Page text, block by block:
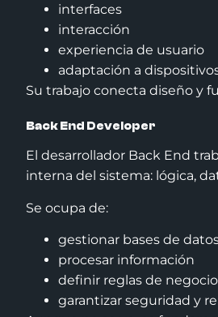
interfaces
interacción
experiencia de usuario
adaptación a
Su trabajo conecta diseño y
Back End Developer
El desarrollador Back End
interna del sistema: lógica,
Se ocupa de:
gestionar bases de
procesar información
definir reglas de negocio
garantizar seguridad y